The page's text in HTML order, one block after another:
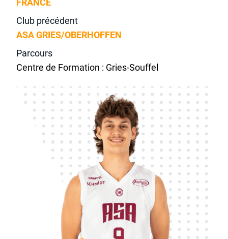
Club précédent
ASA GRIES/OBERHOFFEN
Parcours
Centre de Formation : Gries-Souffel